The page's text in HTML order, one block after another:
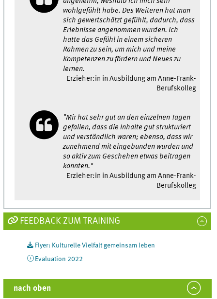
wohlgefühlt habe. Des Weiteren hat man
sich gewertschätzt gefühlt, dadurch, dass
Erlebnisse angenommen wurden. Ich
hatte das Gefühl in einem sicheren
Rahmen zu sein, um mich und meine
Kompetenzen zu fördern und Neues zu
lernen.
Erzieher:in in Ausbildung am Anne-Frank-
Berufskolleg
"Mir hat sehr gut an den einzelnen Tagen
gefallen, dass die Inhalte gut strukturiert
und verständlich waren; ebenso, dass wir
zunehmend mit eingebunden wurden und
so aktiv zum Geschehen etwas beitragen
konnten."
Erzieher:in in Ausbildung am Anne-Frank-
Berufskolleg
FEEDBACK ZUM TRAINING
Flyer: Kulturelle Vielfalt gemeinsam leben
Evaluation 2022
nach oben